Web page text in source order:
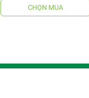
CHỌN MUA